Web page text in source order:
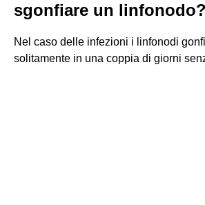
sgonfiare un linfonodo?
Nel caso delle infezioni i linfonodi
solitamente in una coppia di giorni